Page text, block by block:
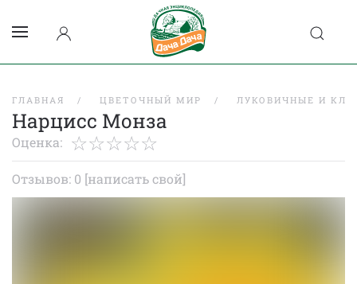
ГЛАВНАЯ ЦВЕТОЧНЫЙ МИР ЛУКОВИЧНЫЕ И
Нарцисс Монза
Оценка:
Отзывов: 0 [написать свой]